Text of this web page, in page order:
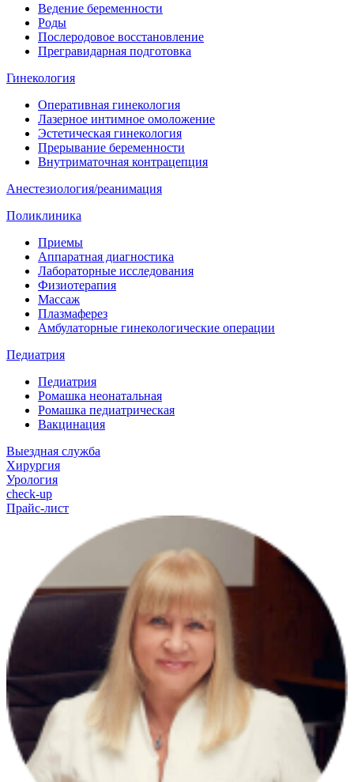
Ведение беременности
Роды
Послеродовое восстановление
Прегравидарная подготовка
Гинекология
Оперативная гинекология
Лазерное интимное омоложение
Эстетическая гинекология
Прерывание беременности
Внутриматочная контрацепция
Анестезиология/реанимация
Поликлиника
Приемы
Аппаратная диагностика
Лабораторные исследования
Физиотерапия
Массаж
Плазмаферез
Амбулаторные гинекологические операции
Педиатрия
Педиатрия
Ромашка неонатальная
Ромашка педиатрическая
Вакцинация
Выездная служба
Хирургия
Урология
check-up
Прайс-лист